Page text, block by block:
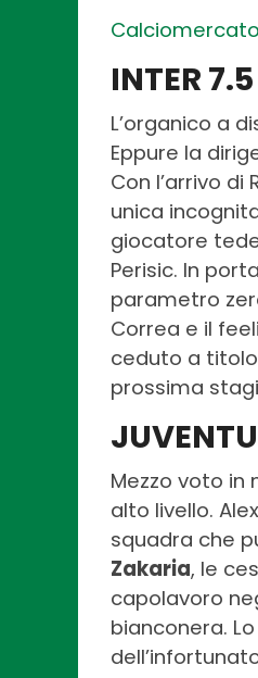
INTER 7.5
L’organico a
Eppure la
Con l’arrivo di
unica
giocatore
Perisic. In
parametro
Correa e il
ceduto a
prossima
Mezzo voto in
alto livello.
squadra che
Zakaria, le
capolavoro
bianconera.